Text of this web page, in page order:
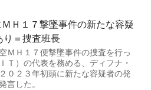
Ｈ１７撃墜事件の新たな容疑
り＝捜査班長
ＭＨ１７便撃墜事件の捜査を行っ
Ｔ）の代表を務める、ディフナ・
０２３年初頭に新たな容疑者の発
言した。